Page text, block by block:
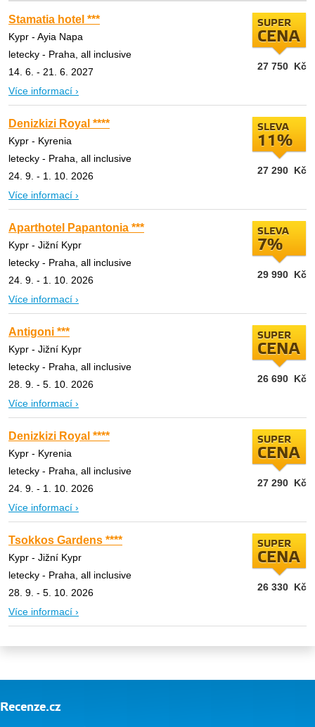
Stamatia hotel ***
Kypr - Ayia Napa
letecky - Praha, all inclusive
14. 6. - 21. 6. 2027
Více informací ›
SUPER
CENA
27 750 Kč
Denizkizi Royal ****
Kypr - Kyrenia
letecky - Praha, all inclusive
24. 9. - 1. 10. 2026
Více informací ›
SLEVA
11%
27 290 Kč
Aparthotel Papantonia ***
Kypr - Jižní Kypr
letecky - Praha, all inclusive
24. 9. - 1. 10. 2026
Více informací ›
SLEVA
7%
29 990 Kč
Antigoni ***
Kypr - Jižní Kypr
letecky - Praha, all inclusive
28. 9. - 5. 10. 2026
Více informací ›
SUPER
CENA
26 690 Kč
Denizkizi Royal ****
Kypr - Kyrenia
letecky - Praha, all inclusive
24. 9. - 1. 10. 2026
Více informací ›
SUPER
CENA
27 290 Kč
Tsokkos Gardens ****
Kypr - Jižní Kypr
letecky - Praha, all inclusive
28. 9. - 5. 10. 2026
Více informací ›
SUPER
CENA
26 330 Kč
Recenze.cz